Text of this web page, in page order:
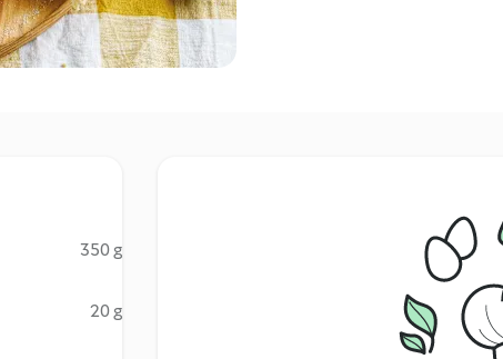
350 g
20 g